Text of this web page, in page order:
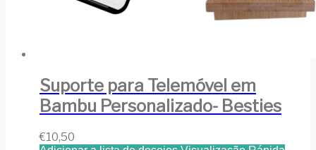
Suporte para Telemóvel em
Bambu Personalizado- Besties
€10,50